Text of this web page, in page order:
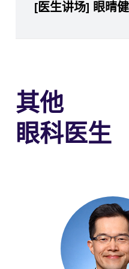
[医生讲场] 眼晴
其他
眼科医生